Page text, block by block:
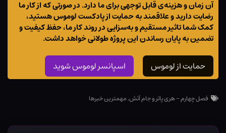
آن زمان و هزینه‌ی قابل توجهی برای ما دارد. در صورتی که از کار ما
رضایت دارید و علاقمند به حمایت از پادکست لوموس هستید،
کمک شما تاثیر مستقیم و به‌سزایی در روند کار ما، حفظ کیفیت و
تضمین به پایان رساندن این پروژه طولانی خواهد داشت.
حمایت از لوموس اسپانسر لوموس شوید
فصل چهارم - هری پاتر و جام آتش,مهمترین خبرها